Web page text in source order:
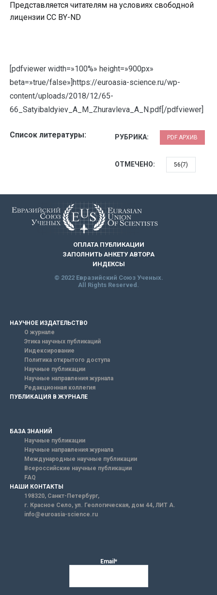
Представляется читателям на условиях свободной
лицензии CC BY-ND
[pdfviewer width=»100%» height=»900px»
beta=»true/false»]https://euroasia-science.ru/wp-
content/uploads/2018/12/65-
66_Satyibaldyiev_A_M_Zhuravleva_A_N.pdf[/pdfviewer]
Список литературы: РУБРИКА: PDF АРХИВ
ОТМЕЧЕНО: 56(7)
ОПЛАТА ПУБЛИКАЦИИ
ЗАПОЛНИТЬ АНКЕТУ АВТОРА
ИНДЕКСЫ
© 2022 Евразийский Союз Ученых.
All Rights Reserved.
НАУЧНОЕ ИЗДАТЕЛЬСТВО
О журнале
Этика научных публикаций
Индексирование
Политика открытого доступа
Научные публикации
Научные направления журнала
Редакционная коллегия
ПУБЛИКАЦИЯ В ЖУРНАЛЕ
БАЗА ЗНАНИЙ
Научные публикации
Научные направления журнала
Международные научные публикации
Всероссийские научные публикации
FAQ
НАШИ КОНТАКТЫ
198320, Санкт-Петербург,
г. Красное Село, ул. Геологическая, дом 44, ЛИТ А.
info@euroasia-science.ru
Email*